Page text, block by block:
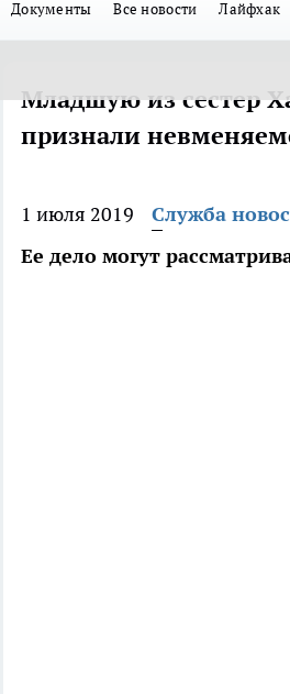
Документы Все новости Лайфхак
Младшую из сестер
признали
1 июля 2019
Служба
Ее дело могут